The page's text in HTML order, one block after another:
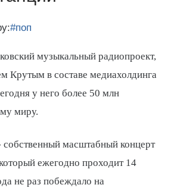
#поп
музыкальный радиопроект,
Крутым в составе медиахолдинга
у него более 50 млн
миру.
собственный масштабный концерт
ежегодно проходит 14
не раз побеждало на